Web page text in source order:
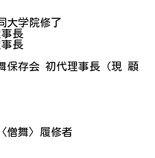
大学院修了
長
長
保存会 初代理事長（現 顧
僧舞〉履修者